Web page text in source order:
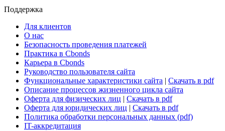
Поддержка
Для клиентов
О нас
Безопасность проведения платежей
Практика в Cbonds
Карьера в Cbonds
Руководство пользователя сайта
Функциональные характеристики сайта | Скачать в pdf
Описание процессов жизненного цикла сайта
Оферта для физических лиц | Скачать в pdf
Оферта для юридических лиц | Скачать в pdf
Политика обработки персональных данных (pdf)
IT-аккредитация